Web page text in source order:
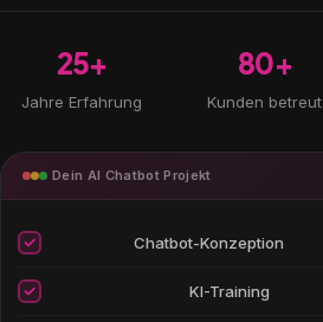
25+
Jahre Erfahrung
80+
Kunden betreut
Dein AI Chatbot Projekt
Chatbot-Konzeption
KI-Training